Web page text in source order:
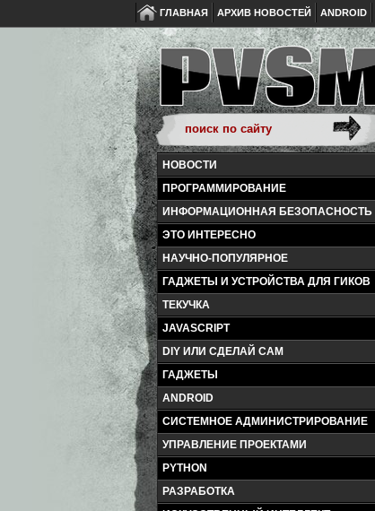
ГЛАВНАЯ АРХИВ НОВОСТЕЙ ANDROID
НОВОСТИ
ПРОГРАММИРОВАНИЕ
ИНФОРМАЦИОННАЯ БЕЗОПАСНОСТЬ
ЭТО ИНТЕРЕСНО
НАУЧНО-ПОПУЛЯРНОЕ
ГАДЖЕТЫ И УСТРОЙСТВА ДЛЯ ГИКОВ
ТЕКУЧКА
JAVASCRIPT
DIY ИЛИ СДЕЛАЙ САМ
ГАДЖЕТЫ
ANDROID
СИСТЕМНОЕ АДМИНИСТРИРОВАНИЕ
УПРАВЛЕНИЕ ПРОЕКТАМИ
PYTHON
РАЗРАБОТКА